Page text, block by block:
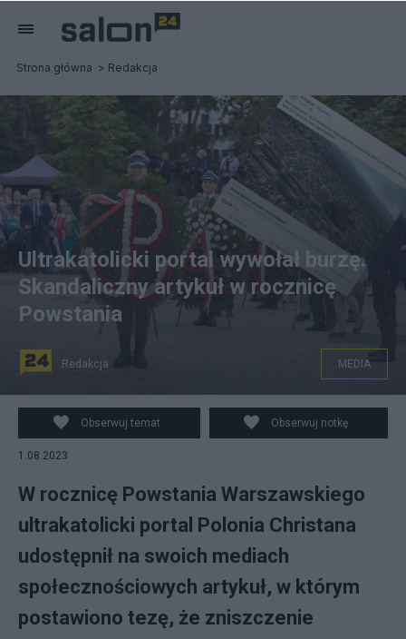
Strona główna Redakcja
zdjęcie z obchodów 79. rocznicy Powstania
Warszawskiego. fot. PAP/Marcin Obara/edycja:
Salon24.pl
Ultrakatolicki portal wywołał burzę.
Skandaliczny artykuł w rocznicę
Powstania
Redakcja MEDIA
Obserwuj temat Obserwuj notkę
1.08.2023
W rocznicę Powstania Warszawskiego
ultrakatolicki portal Polonia Christana
udostępnił na swoich mediach
społecznościowych artykuł, w którym
postawiono tezę, że zniszczenie